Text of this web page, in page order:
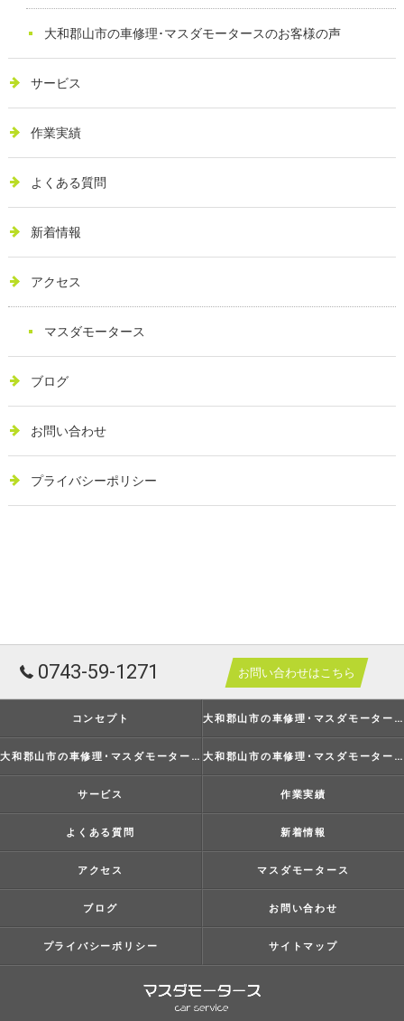
大和郡山市の車修理･マスダモータースのお客様の声
サービス
作業実績
よくある質問
新着情報
アクセス
マスダモータース
ブログ
お問い合わせ
プライバシーポリシー
0743-59-1271 お問い合わせはこちら
コンセプト 大和郡山市の車修理･マスダモータースの口コミ情報
大和郡山市の車修理･マスダモータースの評判 大和郡山市の車修理･マスダモータースのお客様の声
サービス 作業実績
よくある質問 新着情報
アクセス マスダモータース
ブログ お問い合わせ
プライバシーポリシー サイトマップ